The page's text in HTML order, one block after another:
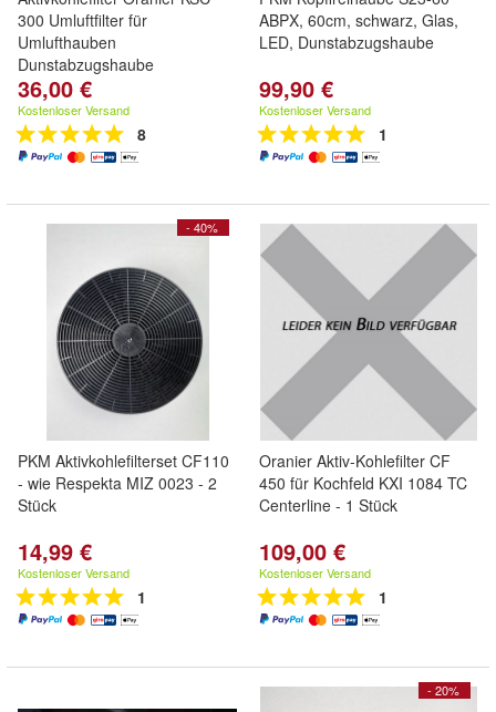
300 Umluftfilter für
Umlufthauben
Dunstabzugshaube
36,00 €
Kostenloser Versand
8
ABPX, 60cm, schwarz, Glas,
LED, Dunstabzugshaube
99,90 €
Kostenloser Versand
1
- 40%
PKM Aktivkohlefilterset CF110
- wie Respekta MIZ 0023 - 2
Stück
14,99 €
Kostenloser Versand
1
Oranier Aktiv-Kohlefilter CF
450 für Kochfeld KXI 1084 TC
Centerline - 1 Stück
109,00 €
Kostenloser Versand
1
- 20%